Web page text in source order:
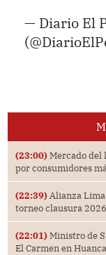
— Diario El
(23:00) Mercado del
por consumidores
(22:39) Alianza
torneo clausura 2026
(22:01) Ministro de
El Carmen en